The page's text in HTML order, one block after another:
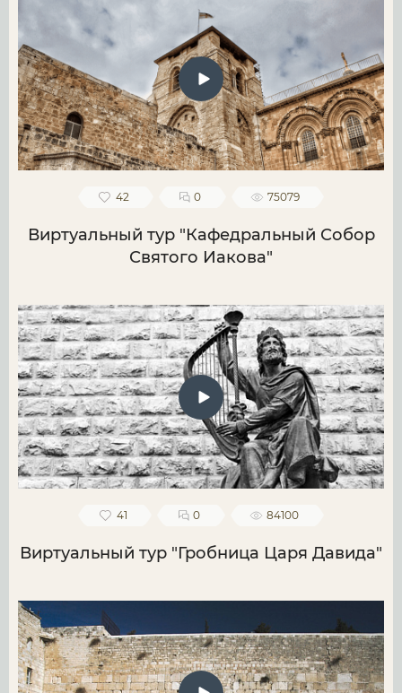
42 0 75079
Виртуальный тур "Кафедральный Собор
Святого Иакова"
41 0 84100
Виртуальный тур "Гробница Царя Давида"